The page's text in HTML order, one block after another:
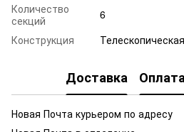
Количество
секций
6
Конструкция
Телескопическая
Доставка
Новая Почта курьером по адресу